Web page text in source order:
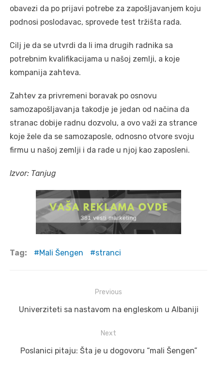
obavezi da po prijavi potrebe za zapošljavanjem koju
podnosi poslodavac, sprovede test tržišta rada.
Cilj je da se utvrdi da li ima drugih radnika sa
potrebnim kvalifikacijama u našoj zemlji, a koje
kompanija zahteva.
Zahtev za privremeni boravak po osnovu
samozapošljavanja takodje je jedan od načina da
stranac dobije radnu dozvolu, a ovo važi za strance
koje žele da se samozaposle, odnosno otvore svoju
firmu u našoj zemlji i da rade u njoj kao zaposleni.
Izvor: Tanjug
Tag: Mali Šengen stranci
navigation
Previous
Previous
Univerziteti sa nastavom na engleskom u Albaniji
Next
Next
Poslanici pitaju: Šta je u dogovoru “mali Šengen”